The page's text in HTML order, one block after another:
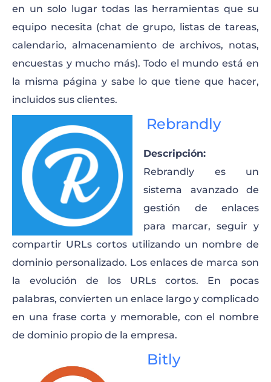
en un solo lugar todas las herramientas que su
equipo necesita (chat de grupo, listas de tareas,
calendario, almacenamiento de archivos, notas,
encuestas y mucho más). Todo el mundo está en
la misma página y sabe lo que tiene que hacer,
incluidos sus clientes.
Rebrandly
Descripción:
Rebrandly es un
sistema avanzado de
gestión de enlaces
para marcar, seguir y
compartir URLs cortos utilizando un nombre de
dominio personalizado. Los enlaces de marca son
la evolución de los URLs cortos. En pocas
palabras, convierten un enlace largo y complicado
en una frase corta y memorable, con el nombre
de dominio propio de la empresa.
Bitly